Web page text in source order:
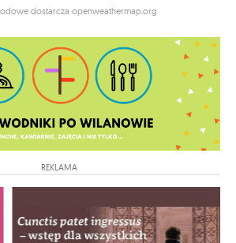
dostarcza openweathermap.org
REKLAMA